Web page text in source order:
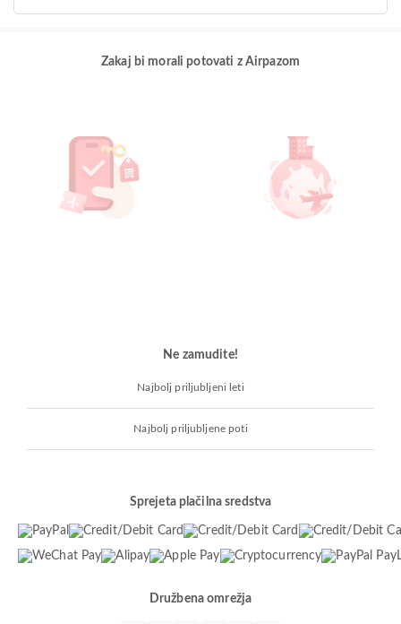
Zakaj bi morali potovati z Airpazom
Ne zamudite!
Najbolj priljubljeni leti
Najbolj priljubljene poti
Sprejeta plačilna sredstva
Družbena omrežja